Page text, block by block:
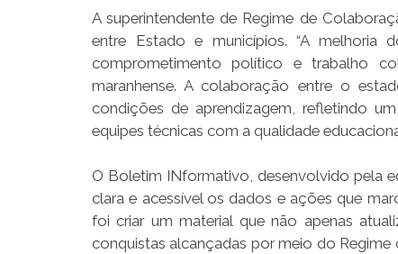
A superintendente de Regime de
entre Estado e municípios. “A melhoria
comprometimento político e trabalho
maranhense. A colaboração entre o
condições de aprendizagem, refletindo
equipes técnicas com a qualidade
O Boletim INformativo, desenvolvido pela
clara e acessível os dados e ações que
foi criar um material que não apenas
conquistas alcançadas por meio do